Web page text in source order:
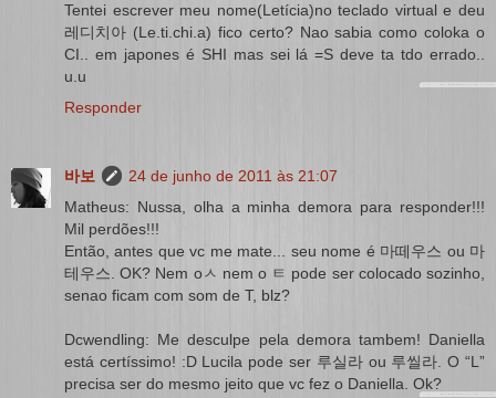
Tentei escrever meu nome(Letícia)no teclado virtual e deu
레디치아 (Le.ti.chi.a) fico certo? Nao sabia como coloka o
CI.. em japones é SHI mas sei lá =S deve ta tdo errado..
u.u
Responder
바보
24 de junho de 2011 às 21:07
Matheus: Nussa, olha a minha demora para responder!!!
Mil perdões!!!
Então, antes que vc me mate... seu nome é 마떼우스 ou 마
테우스. OK? Nem oㅅ nem o ㅌ pode ser colocado sozinho,
senao ficam com som de T, blz?
Dcwendling: Me desculpe pela demora tambem! Daniella
está certíssimo! :D Lucila pode ser 루실라 ou 루씰라. O “L”
precisa ser do mesmo jeito que vc fez o Daniella. Ok?